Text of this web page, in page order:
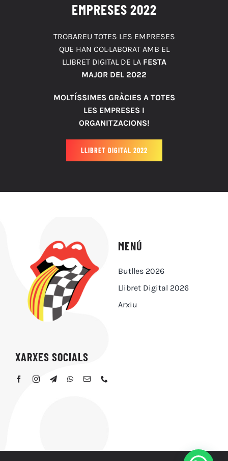
EMPRESES 2022
TROBAREU TOTES LES EMPRESES
QUE HAN COL·LABORAT AMB EL
LLIBRET DIGITAL DE LA FESTA
MAJOR DEL 2022
MOLTÍSSIMES GRÀCIES A TOTES
LES EMPRESES I
ORGANITZACIONS!
LLIBRET DIGITAL 2022
MENÚ
Butlles 2026
Llibret Digital 2026
Arxiu
XARXES SOCIALS